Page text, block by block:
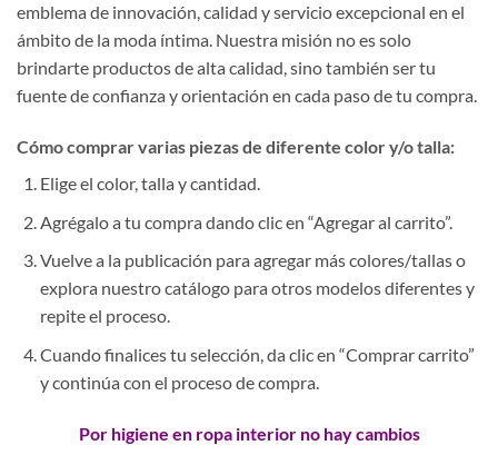
emblema de innovación, calidad y servicio excepcional en el
ámbito de la moda íntima. Nuestra misión no es solo
brindarte productos de alta calidad, sino también ser tu
fuente de confianza y orientación en cada paso de tu compra.
Cómo comprar varias piezas de diferente color y/o talla:
Elige el color, talla y cantidad.
Agrégalo a tu compra dando clic en “Agregar al carrito”.
Vuelve a la publicación para agregar más colores/tallas o
explora nuestro catálogo para otros modelos diferentes y
repite el proceso.
Cuando finalices tu selección, da clic en “Comprar carrito”
y continúa con el proceso de compra.
Por higiene en ropa interior no hay cambios